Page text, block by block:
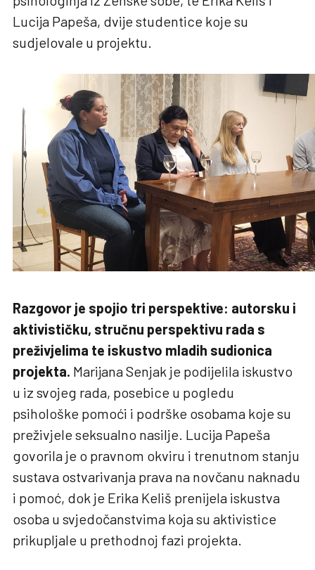
Lucija Papeša, dvije studentice koje su
sudjelovale u projektu.
Razgovor je spojio tri perspektive: autorsku i
aktivističku, stručnu perspektivu rada s
preživjelima te iskustvo mladih sudionica
projekta. Marijana Senjak je podijelila iskustvo
u iz svojeg rada, posebice u pogledu
psihološke pomoći i podrške osobama koje su
preživjele seksualno nasilje. Lucija Papeša
govorila je o pravnom okviru i trenutnom stanju
sustava ostvarivanja prava na novčanu naknadu
i pomoć, dok je Erika Keliš prenijela iskustva
osoba u svjedočanstvima koja su aktivistice
prikupljale u prethodnoj fazi projekta.